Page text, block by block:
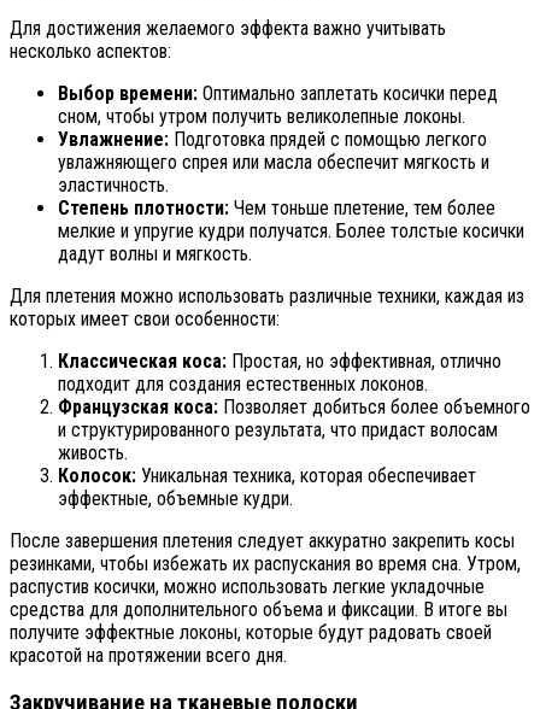
Для достижения желаемого эффекта важно учитывать
несколько аспектов:
Выбор времени: Оптимально заплетать косички перед
сном, чтобы утром получить великолепные локоны.
Увлажнение: Подготовка прядей с помощью легкого
увлажняющего спрея или масла обеспечит мягкость и
эластичность.
Степень плотности: Чем тоньше плетение, тем более
мелкие и упругие кудри получатся. Более толстые косички
дадут волны и мягкость.
Для плетения можно использовать различные техники, каждая из
которых имеет свои особенности:
Классическая коса: Простая, но эффективная, отлично
подходит для создания естественных локонов.
Французская коса: Позволяет добиться более объемного
и структурированного результата, что придаст волосам
живость.
Колосок: Уникальная техника, которая обеспечивает
эффектные, объемные кудри.
После завершения плетения следует аккуратно закрепить косы
резинками, чтобы избежать их распускания во время сна. Утром,
распустив косички, можно использовать легкие укладочные
средства для дополнительного объема и фиксации. В итоге вы
получите эффектные локоны, которые будут радовать своей
красотой на протяжении всего дня.
Закручивание на тканевые полоски